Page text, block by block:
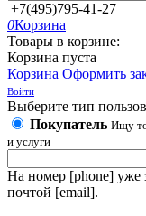
+7(495)795-41-27
0Корзина
Товары в корзине:
Корзина пуста
Корзина Оформить
Войти
Выберите тип
Покупатель Ищу
и услуги
На номер [phone] уже
почтой [email].